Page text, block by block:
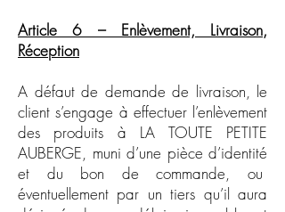
Article 6 – Enlèvement, Livraison,
Réception
A défaut de demande de livraison, le
client s’engage à effectuer l’enlèvement
des produits à LA TOUTE PETITE
AUBERGE, muni d’une pièce d’identité
et du bon de commande, ou
éventuellement par un tiers qu’il aura